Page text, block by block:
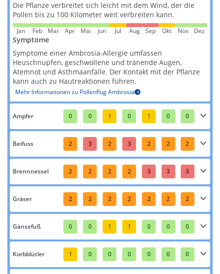
Die Pflanze verbreitet sich leicht mit dem Wind, der die
Pollen bis zu 100 Kilometer weit verbreiten kann​​.
Jan Feb Mar Apr Mai Jun Jul Aug Sep Okt Nov Dez
Symptome
Symptome einer Ambrosia-Allergie umfassen
Heuschnupfen, geschwollene und tränende Augen,
Atemnot und Asthmaanfälle. Der Kontakt mit der Pflanze
kann auch zu Hautreaktionen führen​​.
Mehr Informationen zu Pollenflug Ambrosia
Ampfer 0 0 1 0 1 0 0
Beifuss 2 3 2 3 2 2 2
Brennnessel 2 2 2 2 3 3 3
Gräser 2 2 2 2 2 2 2
Gänsefuß 0 0 1 1 0 0 0
Korbblütler 1 0 0 0 0 0 0